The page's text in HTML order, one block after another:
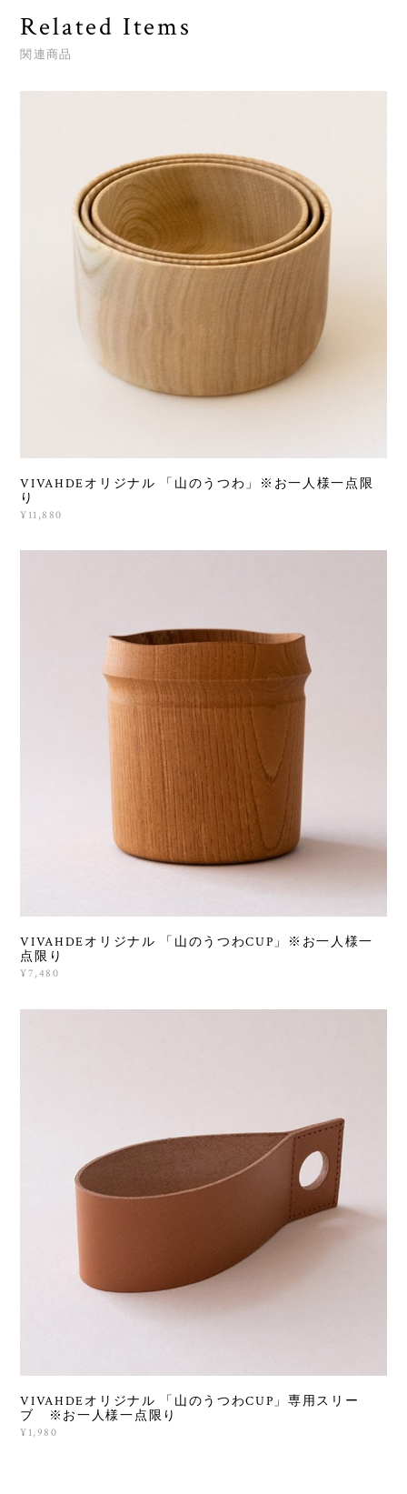
Related Items
関連商品
VIVAHDEオリジナル 「山のうつわ」※お一人様一点限
り
¥11,880
VIVAHDEオリジナル 「山のうつわCUP」※お一人様一
点限り
¥7,480
VIVAHDEオリジナル 「山のうつわCUP」専用スリー
ブ ※お一人様一点限り
¥1,980